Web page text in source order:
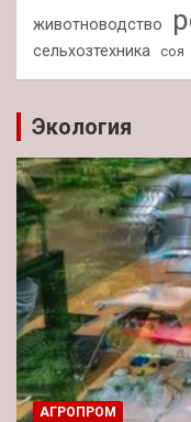
животноводство
сельхозтехника соя
Экология
АГРОПРОМ